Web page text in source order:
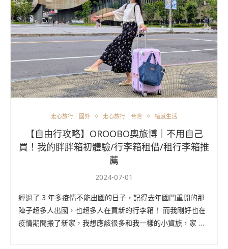
走心旅行｜國外 走心旅行｜台灣 植感生活
【自由行攻略】OROOBO奧旅博｜不用自己
買！我的胖胖箱初體驗/行李箱租借/租行李箱推
薦
2024-07-01
經過了 3 年多疫情不能出國的日子，記得去年國門重開的那
陣子超多人出國，也超多人在買新的行李箱！ 而我剛好也在
疫情期間搬了新家，我想應該很多和我一樣的小資族，家 …